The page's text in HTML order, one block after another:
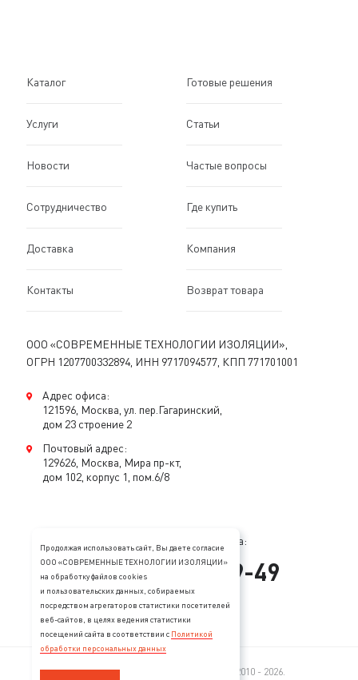
Каталог Готовые решения
Услуги Статьи
Новости Частые вопросы
Сотрудничество Где купить
Доставка Компания
Контакты Возврат товара
ООО «СОВРЕМЕННЫЕ ТЕХНОЛОГИИ ИЗОЛЯЦИИ»,
ОГРН 1207700332894, ИНН 9717094577, КПП 771701001
Адрес офиса:
121596, Москва, ул. пер.Гагаринский,
дом 23 строение 2
Почтовый адрес:
129626, Москва, Мира пр-кт,
дом 102, корпус 1, пом.6/8
Консультация специалиста:
+7(495)128-89-49
mail@stopzvuk.ru
© 2005—2026 Все права защищены. 2010 - 2026.
Продолжая использовать сайт, Вы даете согласие
ООО «СОВРЕМЕННЫЕ ТЕХНОЛОГИИ ИЗОЛЯЦИИ»
на обработку файлов cookies
и пользовательских данных, собираемых
посредством агрегаторов статистики посетителей
веб-сайтов, в целях ведения статистики
посещений сайта в соответствии с Политикой
обработки персональных данных